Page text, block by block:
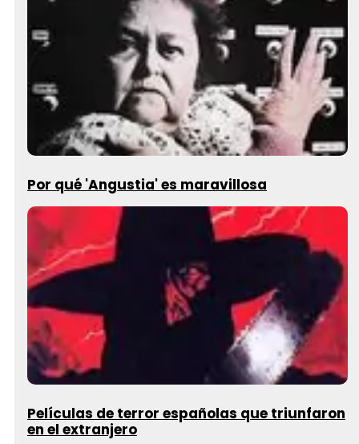
Por qué 'Angustia' es maravillosa
Películas de terror españolas que triunfaron
en el extranjero